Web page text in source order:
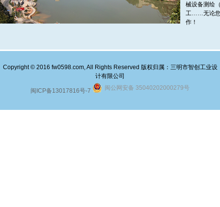
械设备测绘
工……无论您
作！
Copyright © 2016 fw0598.com, All Rights Reserved 版权归属：三明市智创工业设
计有限公司
闽ICP备13017816号-7 闽公网安备 35040202000279号